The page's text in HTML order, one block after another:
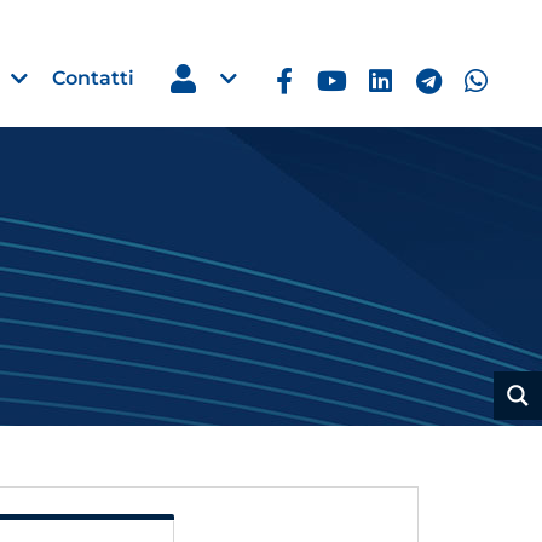
Estero
Filippine: missione
Manila, 5-7 ottobre 2026
30 Luglio 2026
Contatti